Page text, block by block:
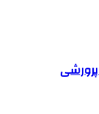
پرورشی